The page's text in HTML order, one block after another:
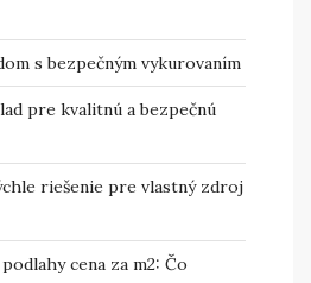
s bezpečným vykurovaním
pre kvalitnú a bezpečnú
riešenie pre vlastný zdroj
cena za m2: Čo